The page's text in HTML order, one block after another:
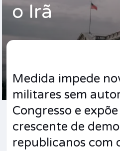
o Irã
Medida impede
militares sem
Congresso e
crescente de
republicanos com